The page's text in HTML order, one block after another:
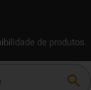
de produtos.
search